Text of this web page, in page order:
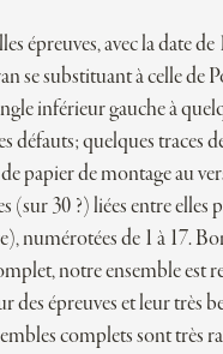
épreuves, avec la date de
se substituant à celle de
inférieur gauche à
défauts; quelques traces
papier de montage au
(sur 30 ?) liées entre elles
numérotées de 1 à 17.
notre ensemble est
des épreuves et leur très
complets sont très